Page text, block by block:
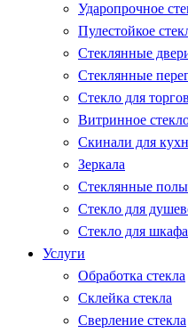
Ударопрочное
Пулестойкое
Стеклянные
Стеклянные
Стекло для
Витринное
Скинали для
Зеркала
Стеклянные полы
Стекло для
Стекло для
Услуги
Обработка стекла
Склейка стекла
Сверление стекла